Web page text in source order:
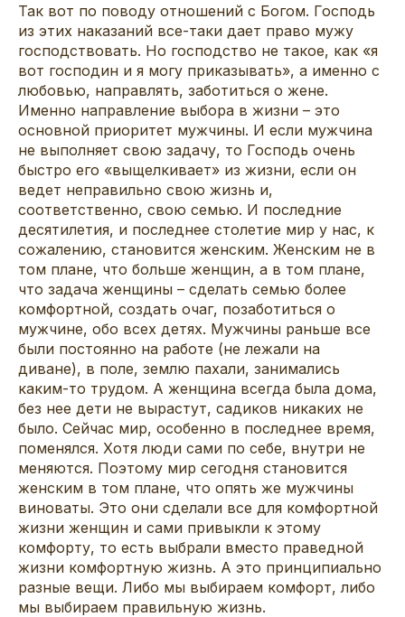
Так вот по поводу отношений с Богом. Господь
из этих наказаний все-таки дает право мужу
господствовать. Но господство не такое, как «я
вот господин и я могу приказывать», а именно с
любовью, направлять, заботиться о жене.
Именно направление выбора в жизни – это
основной приоритет мужчины. И если мужчина
не выполняет свою задачу, то Господь очень
быстро его «выщелкивает» из жизни, если он
ведет неправильно свою жизнь и,
соответственно, свою семью. И последние
десятилетия, и последнее столетие мир у нас, к
сожалению, становится женским. Женским не в
том плане, что больше женщин, а в том плане,
что задача женщины – сделать семью более
комфортной, создать очаг, позаботиться о
мужчине, обо всех детях. Мужчины раньше все
были постоянно на работе (не лежали на
диване), в поле, землю пахали, занимались
каким-то трудом. А женщина всегда была дома,
без нее дети не вырастут, садиков никаких не
было. Сейчас мир, особенно в последнее время,
поменялся. Хотя люди сами по себе, внутри не
меняются. Поэтому мир сегодня становится
женским в том плане, что опять же мужчины
виноваты. Это они сделали все для комфортной
жизни женщин и сами привыкли к этому
комфорту, то есть выбрали вместо праведной
жизни комфортную жизнь. А это принципиально
разные вещи. Либо мы выбираем комфорт, либо
мы выбираем правильную жизнь.